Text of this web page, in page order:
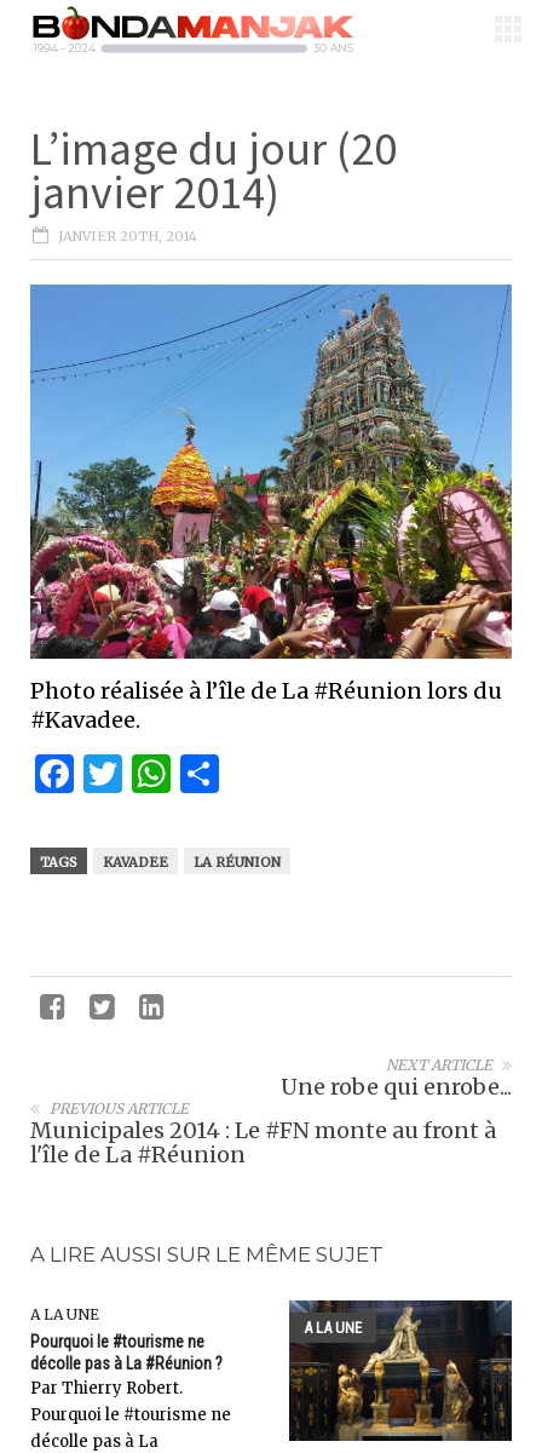
L’image du jour (20
janvier 2014)
JANVIER 20TH, 2014
Photo réalisée à l’île de La #Réunion lors du
#Kavadee.
Facebook
Twitter
WhatsApp
TAGS KAVADEE LA RÉUNION
NEXT ARTICLE
Une robe qui enrobe...
PREVIOUS ARTICLE
Municipales 2014 : Le #FN monte au front à
l'île de La #Réunion
A LIRE AUSSI SUR LE MÊME SUJET
A LA UNE
Pourquoi le #tourisme ne
décolle pas à La #Réunion ?
Par Thierry Robert.
Pourquoi le #tourisme ne
décolle pas à La
A LA UNE